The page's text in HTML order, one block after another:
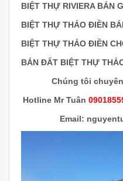
BIỆT THỰ RIVIERA BÁN
BIỆT THỰ THẢO ĐIỀN
BIỆT THỰ THẢO ĐIỀN
BÁN ĐẤT BIỆT THỰ
Chúng tôi
Hotline Mr Tuân
Email: